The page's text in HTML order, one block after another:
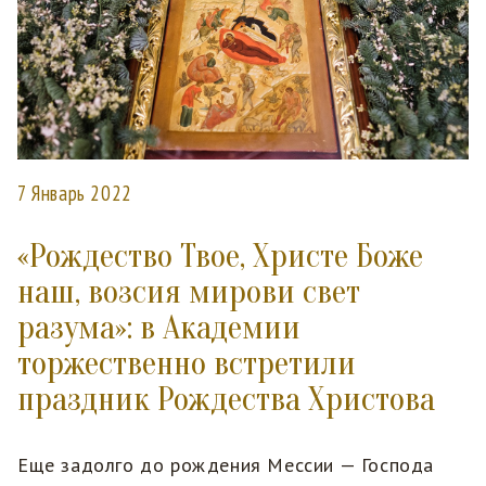
7 Январь 2022
«Рождество Твое, Христе Боже
наш, возсия мирови свет
разума»: в Академии
торжественно встретили
праздник Рождества Христова
Еще задолго до рождения Мессии — Господа